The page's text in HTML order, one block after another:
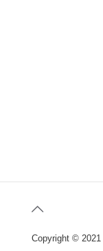
Copyright © 2021